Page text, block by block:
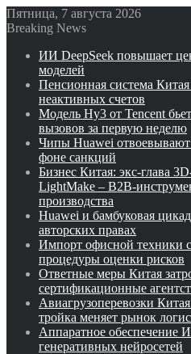
Пятница, 7 августа 2026
Breaking News
ИИ DeepSeek повышает
моделей
Пенсионная система
неактивных счетов
Модель Hy3 от Tencent
вызовов за первую неделю
Чипы Huawei
фоне санкций
Бизнес Китая: экс-глава
LightMake – B2B-
производства
Huawei и бамбуковая
авторских правах
Импорт офисной техники
процедуры оценки рисков
Ответные меры Китая
сертификационные
Авиагрузоперевозки
тройка меняет рынок
Аппаратное
генеративных нейросетей